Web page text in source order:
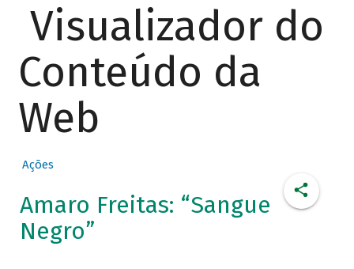
Visualizador do
Conteúdo da
Web
Ações
Amaro Freitas: “Sangue
Negro”